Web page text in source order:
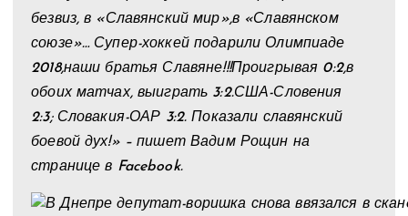
безвиз, в «Славянский мир»,в «Славянском
союзе»… Супер-хоккей подарили Олимпиаде
2018,наши братья Славяне!!!Проигрывая 0:2,в
обоих матчах, выиграть 3:2.США-Словения
2:3; Словакия-ОАР 3:2. Показали славянский
боевой дух!» – пишет Вадим Рощин на
странице в Facebook.